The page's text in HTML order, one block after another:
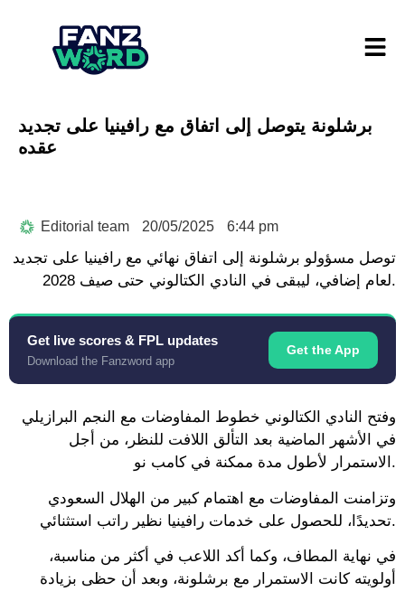
برشلونة يتوصل إلى اتفاق مع رافينيا على تجديد
عقده
Editorial team 20/05/2025 6:44 pm
توصل مسؤولو برشلونة إلى اتفاق نهائي مع رافينيا على تجديد
لعام إضافي، ليبقى في النادي الكتالوني حتى صيف 2028.
Get live scores & FPL updates
Download the Fanzword app
Get the App
وفتح النادي الكتالوني خطوط المفاوضات مع النجم البرازيلي
في الأشهر الماضية بعد التألق اللافت للنظر، من أجل
الاستمرار لأطول مدة ممكنة في كامب نو.
وتزامنت المفاوضات مع اهتمام كبير من الهلال السعودي
تحديدًا، للحصول على خدمات رافينيا نظير راتب استثنائي.
في نهاية المطاف، وكما أكد اللاعب في أكثر من مناسبة،
أولويته كانت الاستمرار مع برشلونة، وبعد أن حظى بزيادة